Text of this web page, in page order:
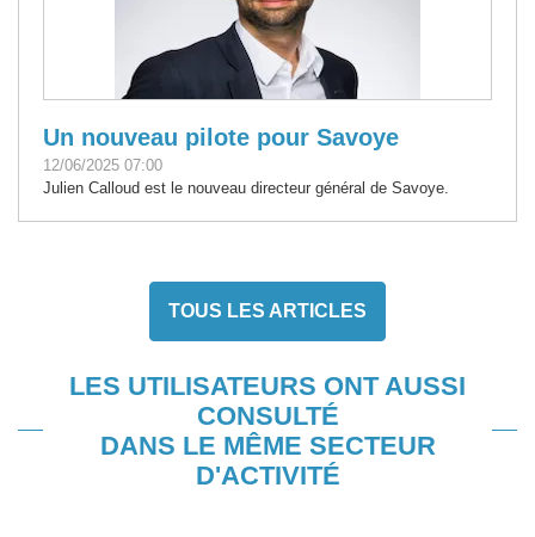
Un nouveau pilote pour Savoye
12/06/2025 07:00
Julien Calloud est le nouveau directeur général de Savoye.
TOUS LES ARTICLES
LES UTILISATEURS ONT AUSSI
CONSULTÉ
DANS LE MÊME SECTEUR
D'ACTIVITÉ